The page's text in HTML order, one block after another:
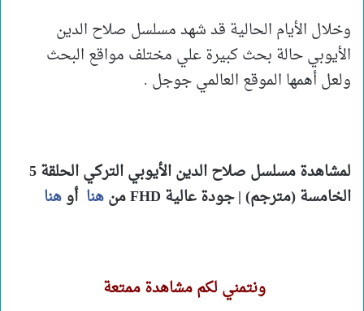
وخلال الأيام الحالية قد شهد مسلسل صلاح الدين
الأيوبي حالة بحث كبيرة علي مختلف مواقع البحث
ولعل أهمها الموقع العالمي جوجل .
لمشاهدة مسلسل صلاح الدين الأيوبي التركي الحلقة 5
الخامسة (مترجم) | جودة عالية FHD
منهنا أوهنا
ونتمني لكم مشاهدة ممتعة